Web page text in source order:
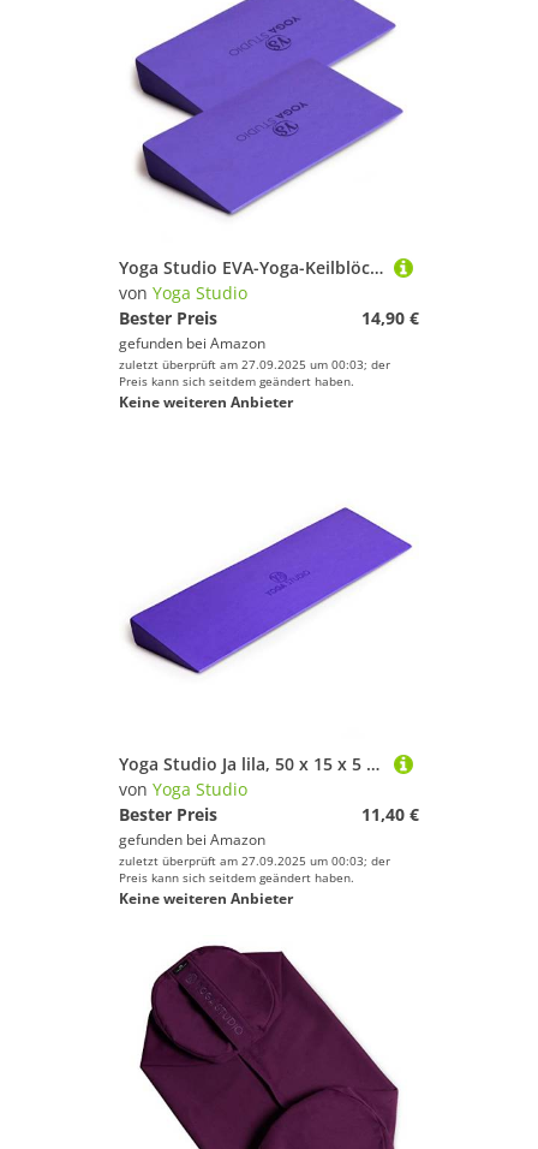
Yoga Studio EVA-Yoga-Keilblöcke, 2 Stück, Schrägbrett, Wadendehner, leichter EVA-Schaum, Mini-Halbkeile, rutschfester Yoga-Keil für Handgelenke und Hände, Violett
von Yoga Studio
Bester Preis
14,90 €
gefunden bei Amazon
zuletzt überprüft am 27.09.2025 um 00:03; der
Preis kann sich seitdem geändert haben.
Keine weiteren Anbieter
Yoga Studio Ja lila, 50 x 15 x 5 cm, Rutschfester Eva-Keil für Iyengar Yoga, leichtes Übungszubehör, violett, Regular
von Yoga Studio
Bester Preis
11,40 €
gefunden bei Amazon
zuletzt überprüft am 27.09.2025 um 00:03; der
Preis kann sich seitdem geändert haben.
Keine weiteren Anbieter